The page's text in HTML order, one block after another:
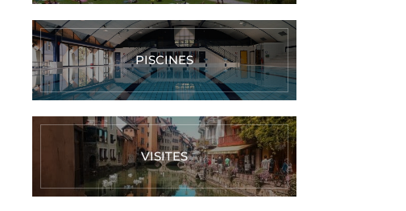
PISCINES
VISITES